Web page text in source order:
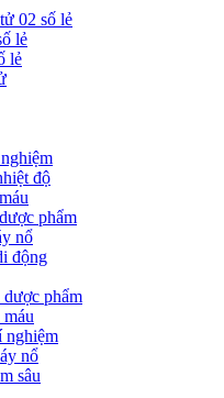
02 số lẻ
lẻ
lẻ
độ
phẩm
nổ
động
dược phẩm
nghiệm
nổ
sâu